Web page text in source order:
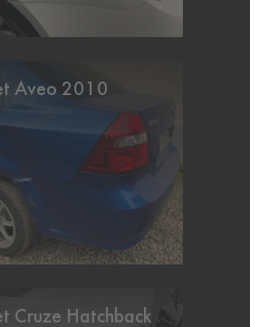
Aveo 2010
Cruze Hatchback